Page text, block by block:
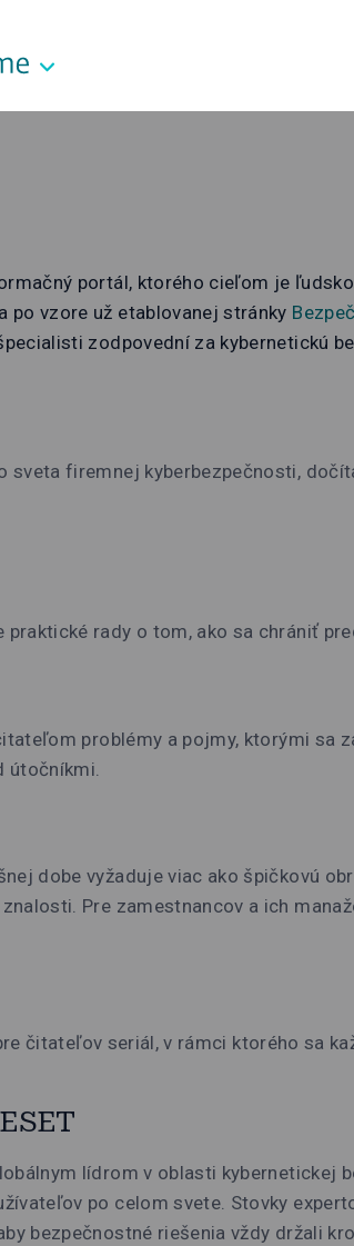
portál, ktorého cieľom je
po vzore už etablovanej stránky
zodpovední za kybernetickú
sveta firemnej kyberbezpečnosti,
rady o tom, ako sa chrániť
problémy a pojmy, ktorými sa
útočníkmi.
dobe vyžaduje viac ako špičkovú
Pre zamestnancov a ich
čitateľov seriál, v rámci ktorého sa
lídrom v oblasti
po celom svete. Stovky
bezpečnostné riešenia vždy držali